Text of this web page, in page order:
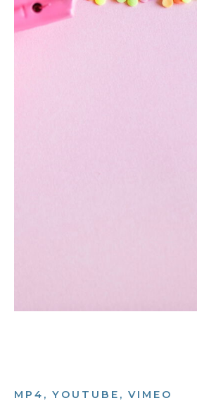
MP4, YOUTUBE, VIMEO